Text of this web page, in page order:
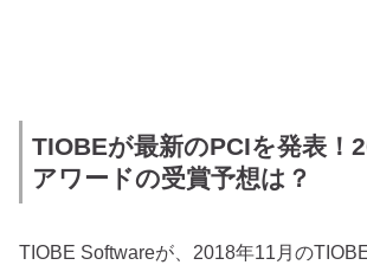
TIOBEが最新のPCIを発表！
アワードの受賞予想は？
TIOBE Softwareが、2018年11月の